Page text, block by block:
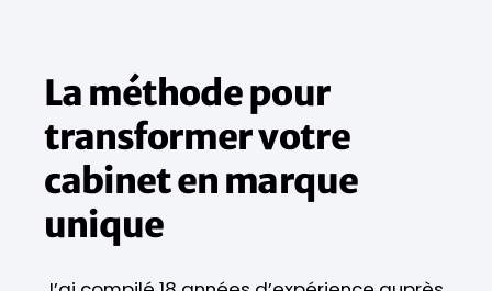
La méthode pour
transformer votre
cabinet en marque
unique